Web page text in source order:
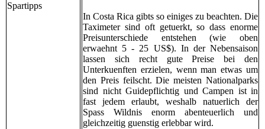
Spartipps
In Costa Rica gibts so einiges zu beachten. Die
Taximeter sind oft getuerkt, so dass enorme
Preisunterschiede entstehen (wie oben
erwaehnt 5 - 25 US$). In der Nebensaison
lassen sich recht gute Preise bei den
Unterkuenften erzielen, wenn man etwas um
den Preis feilscht. Die meisten Nationalparks
sind nicht Guidepflichtig und Campen ist in
fast jedem erlaubt, weshalb natuerlich der
Spass Wildnis enorm abenteuerlich und
gleichzeitig guenstig erlebbar wird.